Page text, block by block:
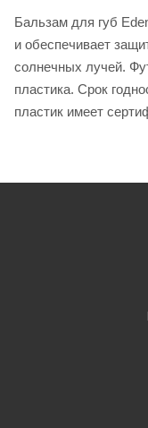
Бальзам для губ
и обеспечивает
солнечных лучей.
пластика. Срок
пластик имеет